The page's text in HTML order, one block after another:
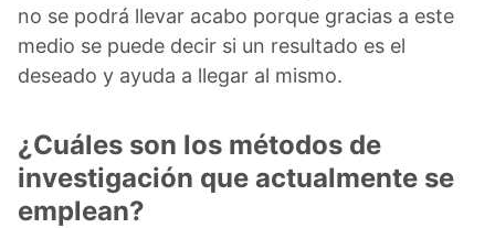
no se podrá llevar acabo porque gracias a este
medio se puede decir si un resultado es el
deseado y ayuda a llegar al mismo.
¿Cuáles son los métodos de
investigación que actualmente se
emplean?